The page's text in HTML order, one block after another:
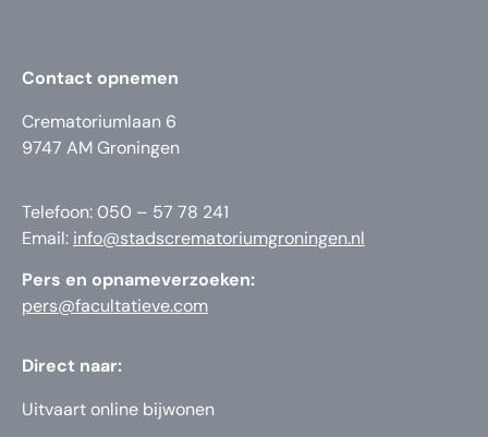
Contact opnemen
Crematoriumlaan 6
9747 AM Groningen
Telefoon: 050 – 57 78 241
Email: info@stadscrematoriumgroningen.nl
Pers en opnameverzoeken:
pers@facultatieve.com
Direct naar:
Uitvaart online bijwonen